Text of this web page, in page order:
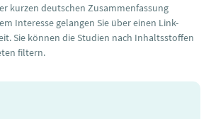
kurzen deutschen Zusammenfassung
Interesse gelangen Sie über einen Link-
Sie können die Studien nach Inhaltsstoffen
filtern.